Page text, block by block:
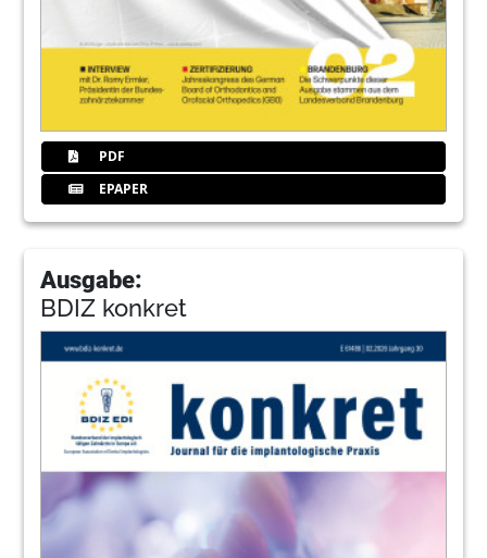
PDF
EPAPER
Ausgabe:
BDIZ konkret